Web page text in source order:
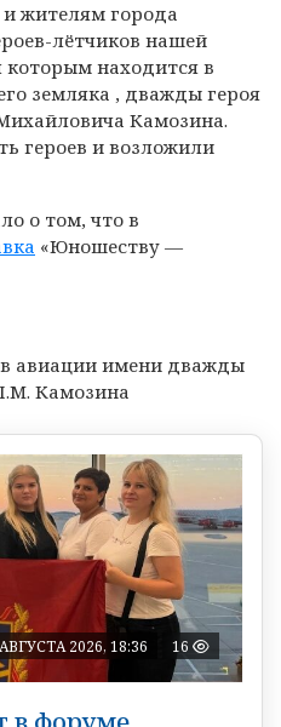
жителям города
лётчиков нашей
находится в
земляка , дважды героя
Камозина.
героев и возложили
о том, что в
«Юношеству —
авиации имени дважды
Камозина
2026, 18:36 16